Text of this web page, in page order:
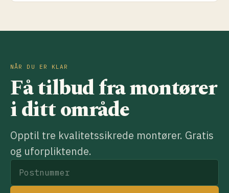
NÅR DU ER KLAR
Få tilbud fra montører
i ditt område
Opptil tre kvalitetssikrede montører. Gratis
og uforpliktende.